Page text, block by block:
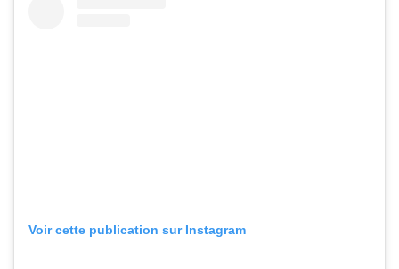
Voir cette publication sur Instagram